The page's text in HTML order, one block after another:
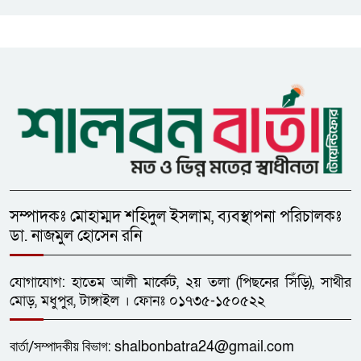
সহযোগিতা চাইলেন সাইফুল ইসলাম
সম্পাদকঃ মোহাম্মদ শহিদুল ইসলাম, ব্যবস্থাপনা পরিচালকঃ
ডা. নাজমুল হোসেন রনি
যোগাযোগ: হাতেম আলী মার্কেট, ২য় তলা (পিছনের সিঁড়ি), সাথীর
মোড়, মধুপুর, টাঙ্গাইল । ফোনঃ ০১৭৩৫-১৫০৫২২
বার্তা/সম্পাদকীয়বিভাগ: shalbonbatra24@gmail.com